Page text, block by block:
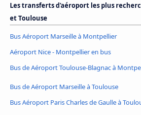
Les transferts d'aéroport les plus
et Toulouse
Bus Aéroport Marseille à Montpellier
Aéroport Nice - Montpellier en bus
Bus de Aéroport Toulouse-Blagnac à
Bus de Aéroport Marseille à Toulouse
Bus Aéroport Paris Charles de Gaulle à